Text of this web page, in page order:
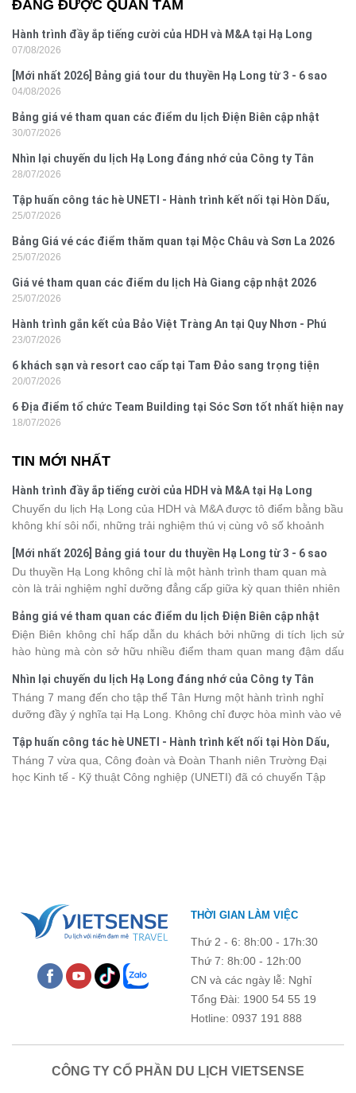
ĐANG ĐƯỢC QUAN TÂM
Hành trình đầy ắp tiếng cười của HDH và M&A tại Hạ Long
07/08/2026
[Mới nhất 2026] Bảng giá tour du thuyền Hạ Long từ 3 - 6 sao
04/08/2026
Bảng giá vé tham quan các điểm du lịch Điện Biên cập nhật
2026
30/07/2026
Nhìn lại chuyến du lịch Hạ Long đáng nhớ của Công ty Tân
Hưng 2026
28/07/2026
Tập huấn công tác hè UNETI - Hành trình kết nối tại Hòn Dấu,
Đồ Sơn
25/07/2026
Bảng Giá vé các điểm thăm quan tại Mộc Châu và Sơn La 2026
25/07/2026
Giá vé tham quan các điểm du lịch Hà Giang cập nhật 2026
25/07/2026
Hành trình gắn kết của Bảo Việt Tràng An tại Quy Nhơn - Phú
Yên
23/07/2026
6 khách sạn và resort cao cấp tại Tam Đảo sang trọng tiện
nghi
20/07/2026
6 Địa điểm tổ chức Team Building tại Sóc Sơn tốt nhất hiện nay
18/07/2026
TIN MỚI NHẤT
Hành trình đầy ắp tiếng cười của HDH và M&A tại Hạ Long
Chuyến du lịch Hạ Long của HDH và M&A được tô điểm bằng bầu
không khí sôi nổi, những trải nghiệm thú vị cùng vô số khoảnh
phút giây đồng hành bên nhau, tất cả đã tạo nên một chuyến đi
tràn đầy cảm xúc và dấu ấn khó quên.
[Mới nhất 2026] Bảng giá tour du thuyền Hạ Long từ 3 - 6 sao
Du thuyền Hạ Long không chỉ là một hành trình tham quan mà
còn là trải nghiệm nghỉ dưỡng đẳng cấp giữa kỳ quan thiên nhiên
khác nhau, khiến nhiều du khách băn khoăn khi lựa chọn. Bài viết
dưới đây sẽ cập nhật bảng giá tour du thuyền Hạ Long mới nhất
2026 từ 3 - 6 sao, giúp bạn dễ dàng so sánh và tìm được hành
trình phù hợp với nhu cầu cũng như ngân sách.
Bảng giá vé tham quan các điểm du lịch Điện Biên cập nhật
2026
Điện Biên không chỉ hấp dẫn du khách bởi những di tích lịch sử
hào hùng mà còn sở hữu nhiều điểm tham quan mang đậm dấu
phá vùng đất này, việc cập nhật trước giá vé sẽ giúp bạn chủ
động hơn trong lịch trình và chi phí. Cùng Vietsense Travel tham
khảo bảng giá vé tham quan các điểm du lịch Điện Biênmới nhất
năm 2026 ngay dưới đây.
Nhìn lại chuyến du lịch Hạ Long đáng nhớ của Công ty Tân
Hưng 2026
Tháng 7 mang đến cho tập thể Tân Hưng một hành trình nghỉ
dưỡng đầy ý nghĩa tại Hạ Long. Không chỉ được hòa mình vào vẻ
kết, sẻ chia và lưu giữ nhiều khoảnh khắc đáng nhớ. Hãy cùng
nhìn lại chuyến đi ngập tràn niềm vui và những trải nghiệm khó
quên.
Tập huấn công tác hè UNETI - Hành trình kết nối tại Hòn Dấu,
Đồ Sơn
Tháng 7 vừa qua, Công đoàn và Đoàn Thanh niên Trường Đại
học Kinh tế - Kỹ thuật Công nghiệp (UNETI) đã có chuyến Tập
THỜI GIAN LÀM VIỆC
Thứ 2 - 6: 8h:00 - 17h:30
Thứ 7: 8h:00 - 12h:00
CN và các ngày lễ: Nghỉ
Tổng Đài: 1900 54 55 19
Hotline: 0937 191 888
CÔNG TY CỔ PHẦN DU LỊCH VIETSENSE